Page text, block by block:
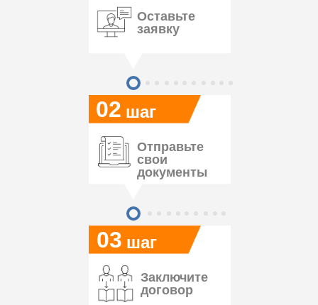
03
02
Оставьте
заявку
шаг
шаг
Отправьте
свои
документы
Заключите
договор